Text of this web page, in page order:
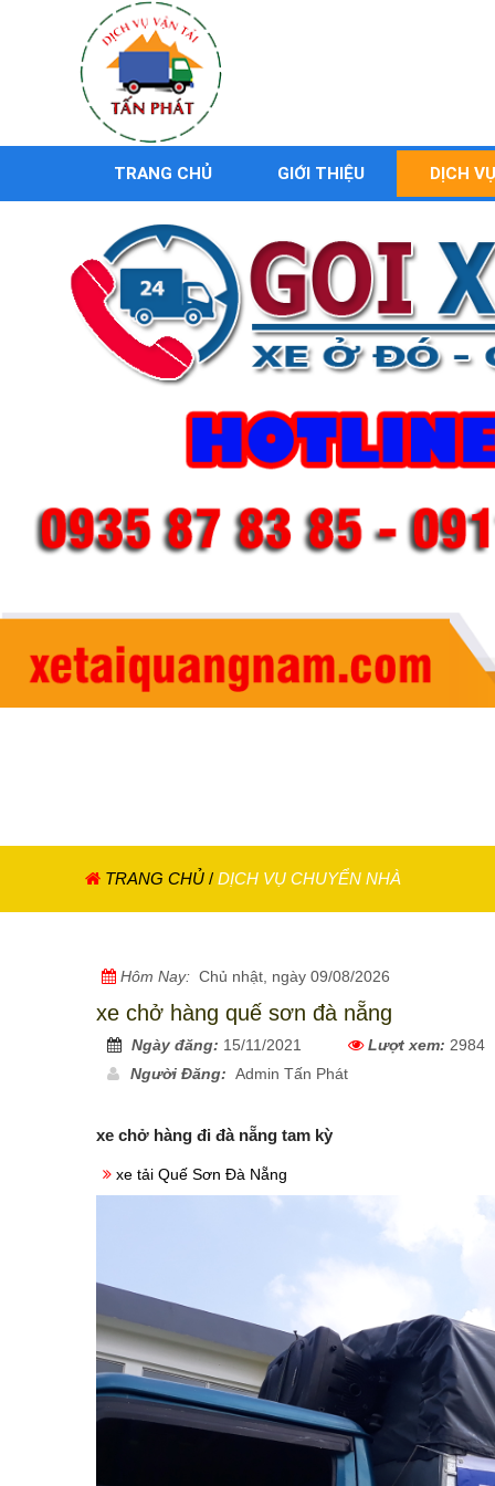
TRANG CHỦ GIỚI THIỆU DỊCH
TRANG CHỦ / DỊCH VỤ CHUYỂN NHÀ
Hôm Nay: Chủ nhật, ngày 09/08/2026
xe chở hàng quế sơn đà nẵng
Ngày đăng: 15/11/2021 Lượt xem: 2984
Người Đăng: Admin Tấn Phát
xe chở hàng đi đà nẵng tam kỳ
xe tải Quế Sơn Đà Nẵng